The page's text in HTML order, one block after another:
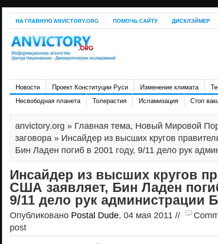
НА ГЛАВНУЮ ANVICTORY.ORG ПОМОЧЬ САЙТУ ДИСКЛЭЙМЕР
Новости Проект Конституции Руси Изменение климата
Несвободная планета
Толерастия Исламизация Стоп
anvictory.org » Главная тема, Новый Мировой
заговора » Инсайдер из высших кругов
Бин Ладен погиб в 2001 году, 9/11 дело рук
Инсайдер из высших кругов
США заявляет, Бин Ладен
9/11 дело рук администрации
Опубликовано Postal Dude, 04 мая 2011 //
post